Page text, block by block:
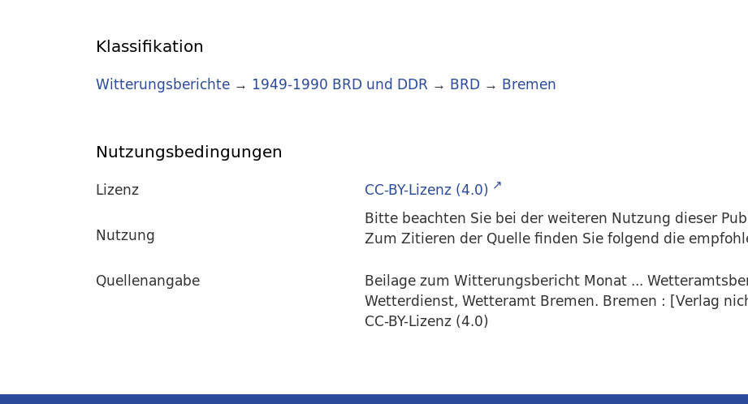
Klassifikation
Witterungsberichte → 1949-1990 BRD und DDR → BRD → Bremen
Nutzungsbedingungen
Lizenz
CC-BY-Lizenz (4.0)
Nutzung
Bitte beachten Sie bei der weiteren Nutzung dieser
Zum Zitieren der Quelle finden Sie folgend die
Quellenangabe
Beilage zum Witterungsbericht Monat ...
Wetterdienst, Wetteramt Bremen. Bremen : [Verlag
CC-BY-Lizenz (4.0)